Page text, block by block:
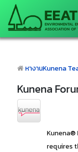
หางานKunena
Kunena
Kunena®
requires